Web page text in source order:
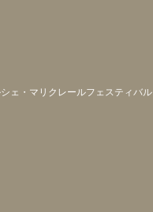
ェ・マリクレールフェスティバル